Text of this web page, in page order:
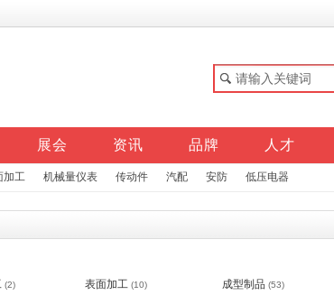
展会 资讯 品牌 人才
加工 机械量仪表 传动件 汽配 安防 低压电器
(2) 表面加工 (10) 成型制品 (53)